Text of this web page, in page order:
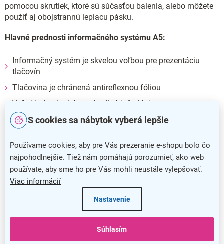
S cookies sa nábytok vyberá lepšie
Používame cookies, aby pre Vás prezeranie e-shopu bolo čo
najpohodlnejšie. Tiež nám pomáhajú porozumieť, ako web
používate, aby sme ho pre Vás mohli neustále vylepšovať.
Viac informácií
Nastavenie
Súhlasím
pomocou skrutiek, ktoré sú súčasťou balenia, alebo môžete
použiť aj obojstrannú lepiacu pásku.
Hlavné prednosti informačného systému A5:
Informačný systém je skvelou voľbou pre prezentáciu
tlačovín
Tlačovina je chránená antireflexnou fóliou
Veľmi jednoduchá a pohodlná inštalácia
Zavesenie pomocou skrutiek alebo obojstrannej lepiacej
pásky
Dodatočné parametre
Kategória Klasické klaprámy
čierna
Záruka: 5 rokov
Dĺžka